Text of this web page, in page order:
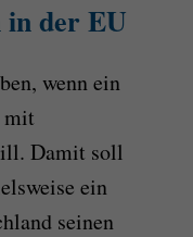
in der EU
wenn ein
mit
Damit soll
ein
seinen